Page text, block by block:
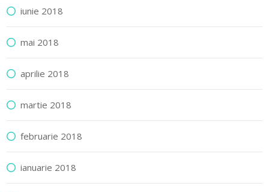
iunie 2018
mai 2018
aprilie 2018
martie 2018
februarie 2018
ianuarie 2018